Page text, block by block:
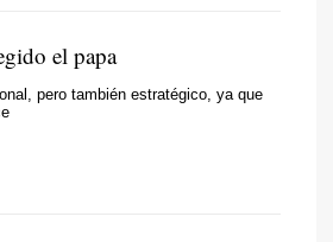
el papa
pero también estratégico, ya que